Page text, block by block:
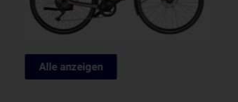
Alle anzeigen